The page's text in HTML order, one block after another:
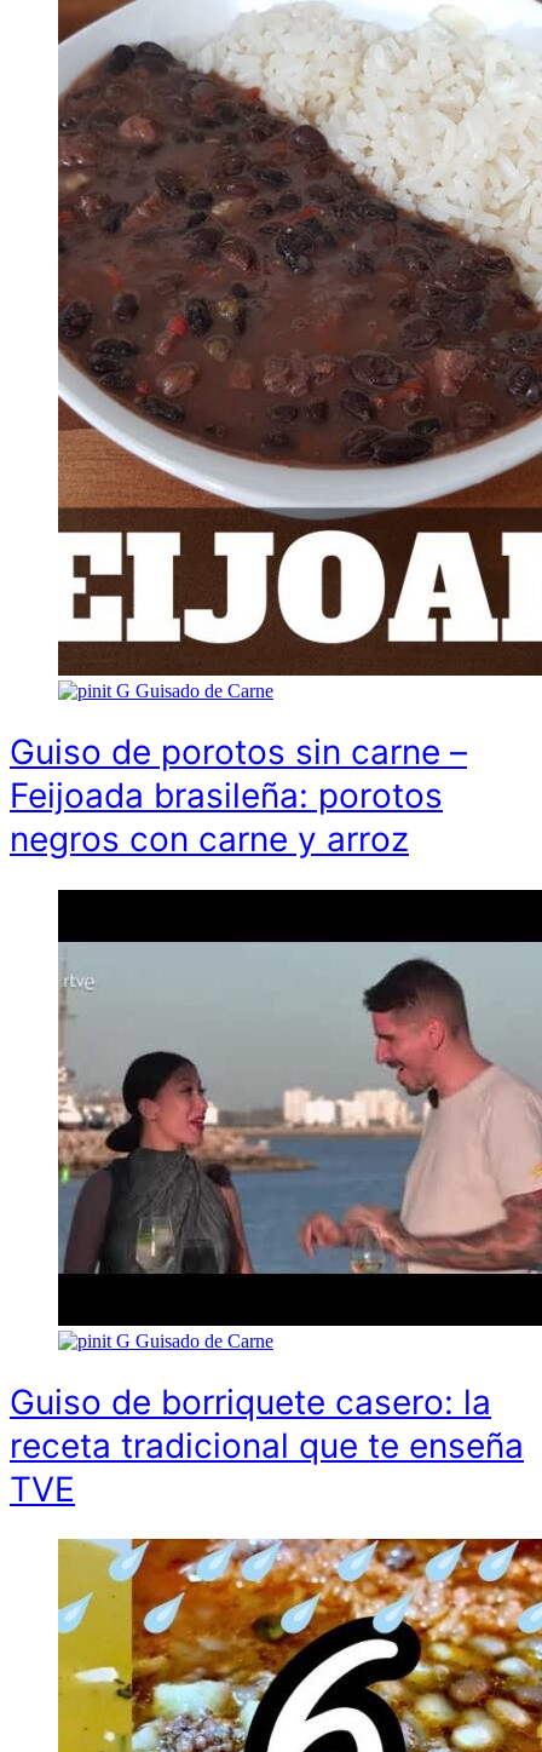
G Guisado de Carne
Guiso de porotos sin carne –
Feijoada brasileña: porotos
negros con carne y arroz
G Guisado de Carne
Guiso de borriquete casero: la
receta tradicional que te enseña
TVE